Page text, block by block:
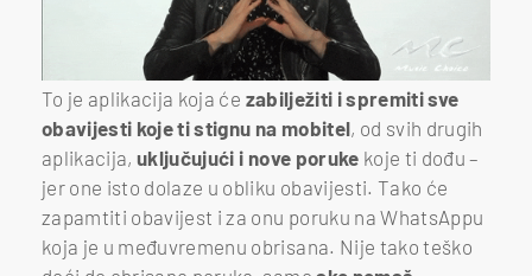
To je aplikacija koja će zabilježiti i spremiti sve
obavijesti koje ti stignu na mobitel, od svih drugih
aplikacija,uključujući i nove poruke koje ti dođu –
jer one isto dolaze u obliku obavijesti. Tako će
zapamtiti obavijest i za onu poruku na WhatsAppu
koja je u međuvremenu obrisana. Nije tako teško